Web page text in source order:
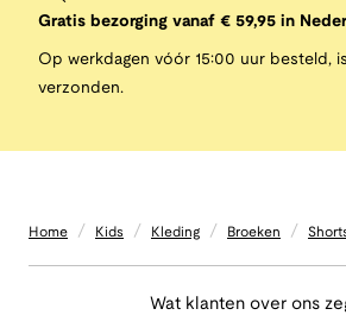
Gratis bezorging vanaf € 59,95 in
Op werkdagen vóór 15:00 uur besteld,
verzonden.
Home / Kids / Kleding / Broeken /
Wat klanten over ons